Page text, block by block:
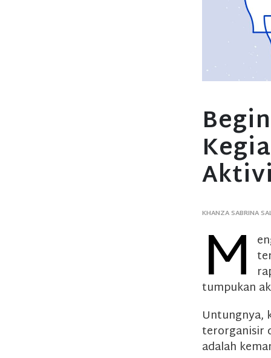
KHANZA SABRINA
M
tumpukan
Untungnya,
terorganisir
adalah